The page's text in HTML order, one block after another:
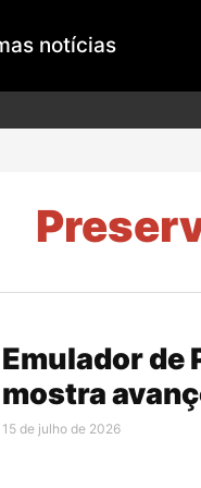
notícias
Emulador de
mostra
15 de julho de 2026